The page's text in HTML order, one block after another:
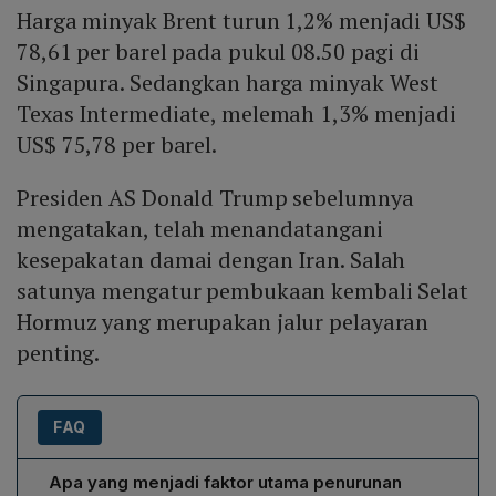
Harga minyak Brent turun 1,2% menjadi US$
78,61 per barel pada pukul 08.50 pagi di
Singapura. Sedangkan harga minyak West
Texas Intermediate, melemah 1,3% menjadi
US$ 75,78 per barel.
Presiden AS Donald Trump sebelumnya
mengatakan, telah menandatangani
kesepakatan damai dengan Iran. Salah
satunya mengatur pembukaan kembali Selat
Hormuz yang merupakan jalur pelayaran
penting.
FAQ
Apa yang menjadi faktor utama penurunan